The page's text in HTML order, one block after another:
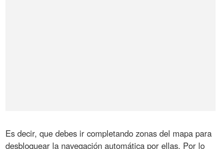
Es decir, que debes ir completando zonas del mapa para
desbloquear la navegación automática por ellas. Por lo